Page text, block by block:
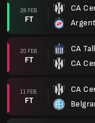
28 FEB.
FT
CA
20 FEB.
FT
CA
CA
11 FEB.
FT
CA